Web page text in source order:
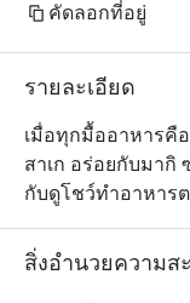
คัดลอกที่อยู่
รายละเอียด
เมื่อทุกมื้ออาหารคื
สาเก อร่อยกับมากิ
กับดูโชว์ทำอาหาร
ที่ยืนปรุงอาหารให้
หัวเราะได้แล้ว ยัง
สิ่งอำนวยความส